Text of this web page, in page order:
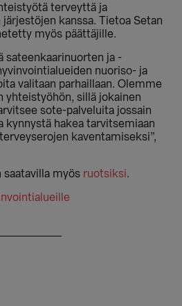
terveyttä ja
kanssa. Tietoa Setan
myös päättäjille.
sateenkaarinuorten ja -
nuoriso- ja
valitaan parhaillaan. Olemme
yhteistyöhön, sillä jokainen
sote-palveluita jossain
kynnystä hakea tarvitsemiaan
kaventamiseksi”,
saatavilla myös ruotsiksi.